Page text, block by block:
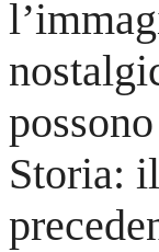
Storia: